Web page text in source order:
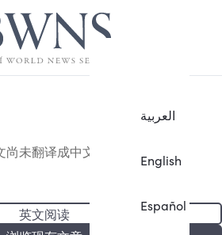
العربية
English
Español
尚未翻译成中文。
英文阅读